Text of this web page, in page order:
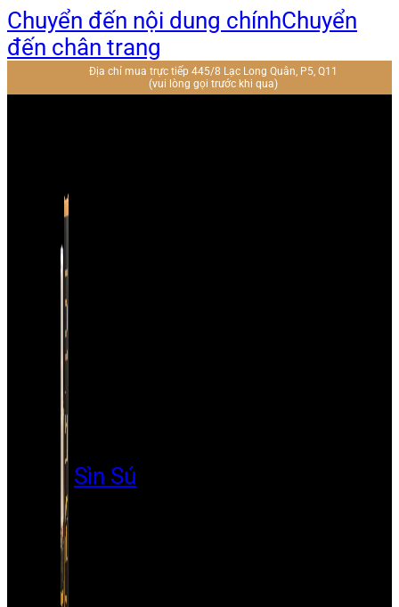
Chuyển đến nội dung chínhChuyển
đến chân trang
Địa chỉ mua trực tiếp 445/8 Lạc Long Quân, P5, Q11
(vui lòng gọi trước khi qua)
Sìn Sú